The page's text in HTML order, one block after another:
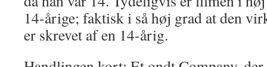
14-årige; faktisk i så høj grad at den
er skrevet af en 14-årig.